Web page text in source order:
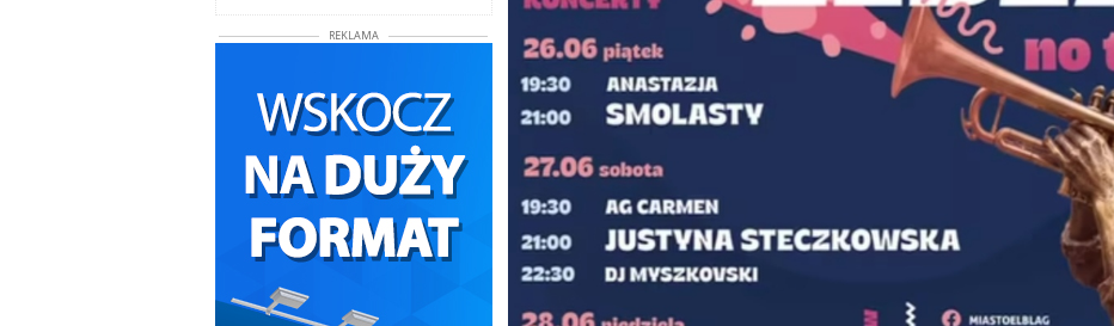
REKLAMA